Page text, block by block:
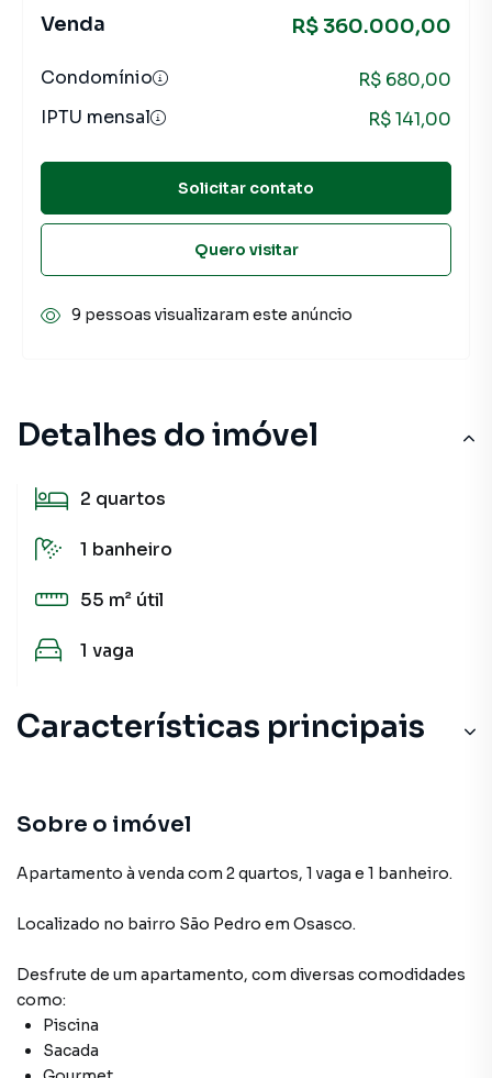
Detalhes do imóvel
2 quartos
1 banheiro
55 m² útil
1 vaga
Características principais
Sobre o imóvel
Apartamento à venda com 2 quartos, 1 vaga e 1 banheiro.
Localizado no bairro São Pedro em Osasco.
Desfrute de um apartamento, com diversas comodidades
como:
Piscina
Sacada
Venda R$ 360.000,00
Condomínio
R$ 680,00
IPTU mensal
R$ 141,00
Solicitar contato
Quero visitar
9 pessoas visualizaram este anúncio